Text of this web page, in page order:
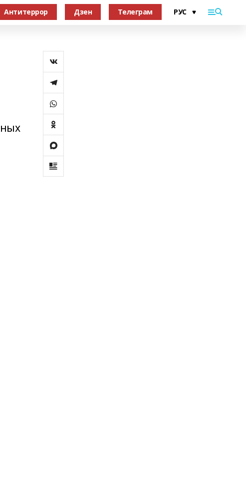
Антитеррор Дзен Телеграм